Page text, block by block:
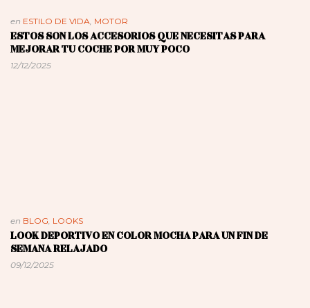
en ESTILO DE VIDA, MOTOR
ESTOS SON LOS ACCESORIOS QUE NECESITAS PARA
MEJORAR TU COCHE POR MUY POCO
12/12/2025
en BLOG, LOOKS
LOOK DEPORTIVO EN COLOR MOCHA PARA UN FIN DE
SEMANA RELAJADO
09/12/2025